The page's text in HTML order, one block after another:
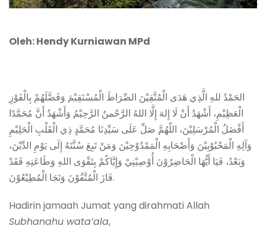
Oleh: Hendy Kurniawan MPd
الحَمْدُ للهِ الَّذِي هَدَى الْمُتَّقِيْنَ الصِّرَاطَ الْمُسْتَقِيْمَ وَفَضَّلَهُمْ بِالْفَوْزِ
الْعَظِيْمِ، أَشْهَدُ أَنْ لَا إِلهَ إِلَّا اللهُ الرَّحْمنُ الرَّحِيْمُ وَأَشْهَدُ أَنَّ مُحَمَّدًا
أَفْضَلُ الْمُرْسَلِيْنَ، اللّهُمَّ صَلِّ عَلَى سَيِّدِنَا مُحَمَّدٍ ذِي الْقَلْبِ الْحَلِيْمِ
وَآلِهِ الْمَحْبُوْبِيْنَ وَأَصْحَابِهِ الْمَمْدُوْحِيْنَ وَمَنْ تَبِعَ سُنَّتَهُ إِلَى يَوْمِ الدِّيْنَ،
وَبَعْدُ، فَيَا أَيُّهَا الْحَاضِرُوْنَ أُوْصِيْنِيْ وَإِيَّاكُمْ بِتَقْوَى اللهِ وَطَاعَتِهِ فَقَدْ
فَازَ الْمُتَّقُوْنَ وَنَجَا الْمُطِيْعُوْنَ.
Hadirin jamaah Jumat yang dirahmati Allah
Subhanahu wata’ala,